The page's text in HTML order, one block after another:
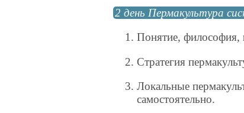
2 день Пермакультура
Понятие, философия,
Стратегия
Локальные
самостоятельно.